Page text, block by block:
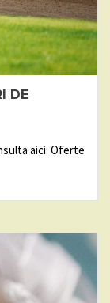
DE
aici: Oferte